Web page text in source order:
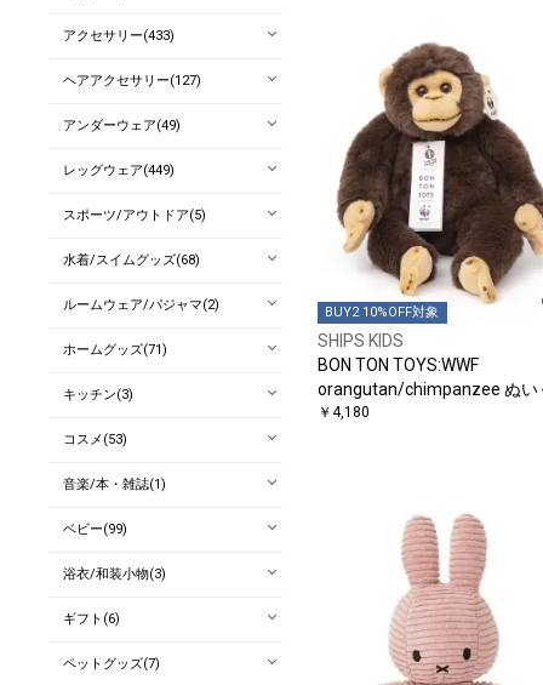
BUY2 10%OFF対象
SHIPS KIDS
BON TON TOYS:WWF
orangutan/chimpanzee ぬい
るみ
￥4,180
アクセサリー(433)
ヘアアクセサリー(127)
アンダーウェア(49)
レッグウェア(449)
スポーツ/アウトドア(5)
水着/スイムグッズ(68)
ルームウェア/パジャマ(2)
ホームグッズ(71)
キッチン(3)
コスメ(53)
音楽/本・雑誌(1)
ベビー(99)
浴衣/和装小物(3)
ギフト(6)
ペットグッズ(7)